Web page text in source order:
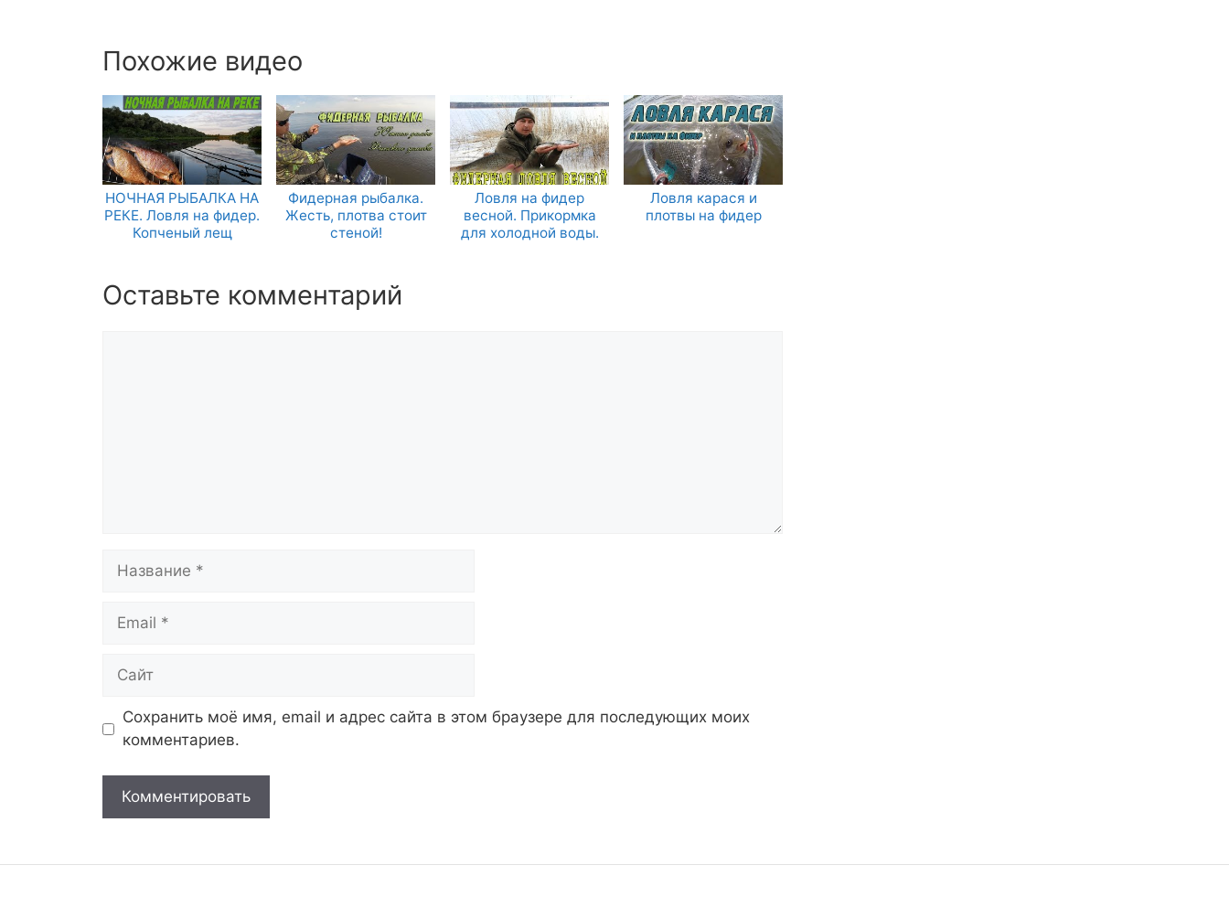
Похожие видео
НОЧНАЯ РЫБАЛКА НА
РЕКЕ. Ловля на фидер.
Копченый лещ
Фидерная рыбалка.
Жесть, плотва стоит
стеной!
Ловля на фидер
весной. Прикормка
для холодной воды.
Ловля карася и
плотвы на фидер
Оставьте комментарий
Название
Email
Сайт
Сохранить моё имя, email и адрес сайта в этом браузере для последующих моих
комментариев.